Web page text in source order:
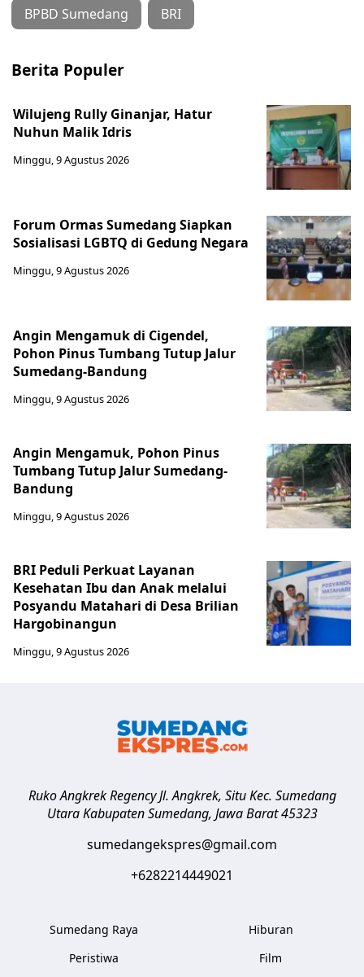
BPBD Sumedang BRI
Berita Populer
Wilujeng Rully Ginanjar, Hatur
Nuhun Malik Idris
Minggu, 9 Agustus 2026
Forum Ormas Sumedang Siapkan
Sosialisasi LGBTQ di Gedung Negara
Minggu, 9 Agustus 2026
Angin Mengamuk di Cigendel,
Pohon Pinus Tumbang Tutup Jalur
Sumedang-Bandung
Minggu, 9 Agustus 2026
Angin Mengamuk, Pohon Pinus
Tumbang Tutup Jalur Sumedang-
Bandung
Minggu, 9 Agustus 2026
BRI Peduli Perkuat Layanan
Kesehatan Ibu dan Anak melalui
Posyandu Matahari di Desa Brilian
Hargobinangun
Minggu, 9 Agustus 2026
Ruko Angkrek Regency Jl. Angkrek, Situ Kec. Sumedang
Utara Kabupaten Sumedang, Jawa Barat 45323
sumedangekspres@gmail.com
+6282214449021
Sumedang Raya
Peristiwa
Hiburan
Film